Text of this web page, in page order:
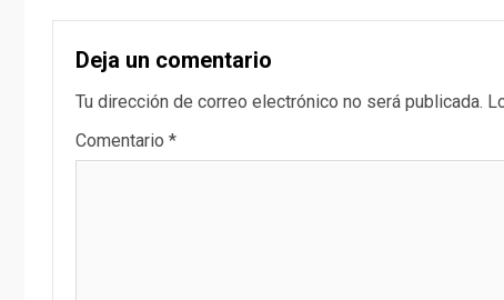
Deja un comentario
Tu dirección de correo electrónico no será publicada.
Comentario *